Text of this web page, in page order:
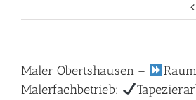
Maler Obertshausen –
Malerfachbetrieb: